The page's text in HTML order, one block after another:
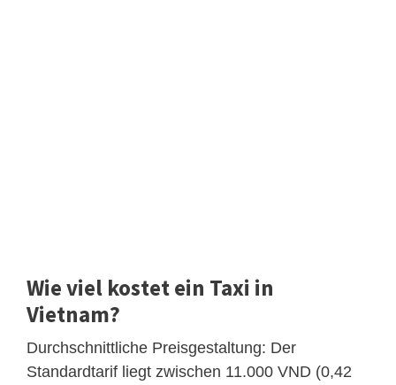
Wie viel kostet ein Taxi in
Vietnam?
Durchschnittliche Preisgestaltung: Der
Standardtarif liegt zwischen 11.000 VND (0,42